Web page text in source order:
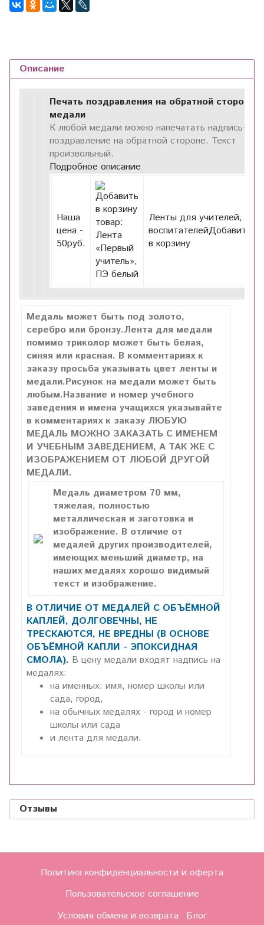
Описание
Печать поздравления на обратной стороне
медали
К любой медали можно напечатать надпись-
поздравление на обратной стороне. Текст
произвольный.
Подробное описание
Наша
цена -
50руб.
Ленты для учителей,
воспитателейДобавить
в корзину
Медаль может быть под золото,
серебро или бронзу.Лента для медали
помимо триколор может быть белая,
синяя или красная. В комментариях к
заказу просьба указывать цвет ленты и
медали.Рисунок на медали может быть
любым.Название и номер учебного
заведения и имена учащихся указывайте
в комментариях к заказу ЛЮБУЮ
МЕДАЛЬ МОЖНО ЗАКАЗАТЬ С ИМЕНЕМ
И УЧЕБНЫМ ЗАВЕДЕНИЕМ, А ТАК ЖЕ С
ИЗОБРАЖЕНИЕМ ОТ ЛЮБОЙ ДРУГОЙ
МЕДАЛИ.
Медаль диаметром 70 мм,
тяжелая, полностью
металлическая и заготовка и
изображение. В отличие от
медалей других производителей,
имеющих меньший диаметр, на
наших медалях хорошо видимый
текст и изображение.
В ОТЛИЧИЕ ОТ МЕДАЛЕЙ С ОБЪЁМНОЙ
КАПЛЕЙ, ДОЛГОВЕЧНЫ, НЕ
ТРЕСКАЮТСЯ, НЕ ВРЕДНЫ (В ОСНОВЕ
ОБЪЁМНОЙ КАПЛИ - ЭПОКСИДНАЯ
СМОЛА). В цену медали входят надпись на
медалях:
на именных: имя, номер школы или
сада, город,
на обычных медалях - город и номер
школы или сада
и лента для медали.
Отзывы
Политика конфиденциальности и оферта
Пользовательское соглашение
Условия обмена и возврата
Блог